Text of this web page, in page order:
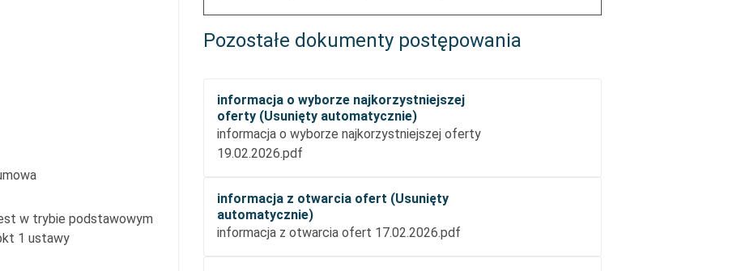
w trybie podstawowym
1 ustawy
Pozostałe dokumenty postępowania
informacja o wyborze najkorzystniejszej
oferty (Usunięty automatycznie)
informacja o wyborze najkorzystniejszej oferty
19.02.2026.pdf
informacja z otwarcia ofert (Usunięty
automatycznie)
informacja z otwarcia ofert 17.02.2026.pdf